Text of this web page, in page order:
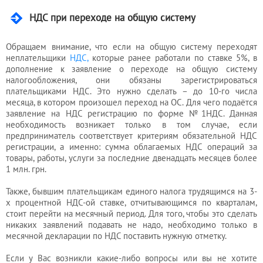
НДС при переходе на общую систему
Обращаем внимание, что если на общую систему переходят
неплательщики НДС,которые ранее работали по ставке 5%, в
дополнение к заявление о переходе на общую систему
налогообложения, они обязаны зарегистрироваться
плательщиками НДС. Это нужно сделать – до 10-го числа
месяца, в котором произошел переход на ОС. Для чего подаётся
заявление на НДС регистрацию по форме №1НДС. Данная
необходимость возникает только в том случае, если
предприниматель соответствует критериям обязательной НДС
регистрации, а именно: сумма облагаемых НДС операций за
товары, работы, услуги за последние двенадцать месяцев более
1 млн. грн.
Также, бывшим плательщикам единого налога трудящимся на 3-
х процентной НДС-ой ставке, отчитывающимся по кварталам,
стоит перейти на месячный период. Для того, чтобы это сделать
никаких заявлений подавать не надо, необходимо только в
месячной декларации по НДС поставить нужную отметку.
Если у Вас возникли какие-либо вопросы или вы не хотите